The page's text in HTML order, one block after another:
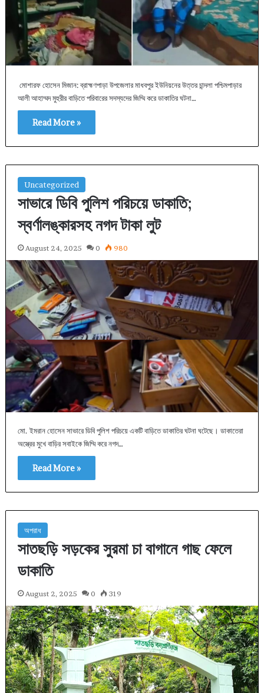
মোশারফ হোসেন মিজান: ব্রাহ্মণপাড়া উপজেলার মাধবপুর ইউনিয়নের উত্তর চান্দলা পশ্চিমপাড়ার
আলী আহাম্মদ মুহুরীর বাড়িতে পরিবারের সদস্যদের জিম্মি করে ডাকাতির ঘটনা…
Read More »
Uncategorized
সাভারে ডিবি পুলিশ পরিচয়ে ডাকাতি;
স্বর্ণালঙ্কারসহ নগদ টাকা লুট
August 24, 2025 0 980
মো. ইমরান হোসেন সাভারে ডিবি পুলিশ পরিচয়ে একটি বাড়িতে ডাকাতির ঘটনা ঘটেছে। ডাকাতেরা
অস্ত্রের মুখে বাড়ির সবাইকে জিম্মি করে নগদ…
Read More »
অপরাধ
সাতছড়ি সড়কের সুরমা চা বাগানে গাছ ফেলে
ডাকাতি
August 2, 2025 0 319